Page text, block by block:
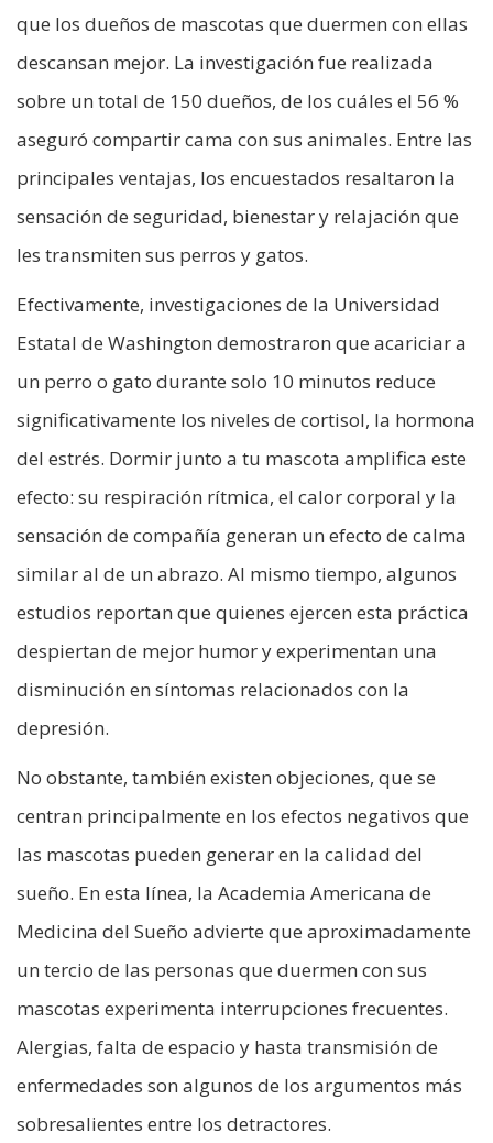
que los dueños de mascotas que duermen con ellas
descansan mejor. La investigación fue realizada
sobre un total de 150 dueños, de los cuáles el 56 %
aseguró compartir cama con sus animales. Entre las
principales ventajas, los encuestados resaltaron la
sensación de seguridad, bienestar y relajación que
les transmiten sus perros y gatos.
Efectivamente, investigaciones de la Universidad
Estatal de Washington demostraron que acariciar a
un perro o gato durante solo 10 minutos reduce
significativamente los niveles de cortisol, la hormona
del estrés. Dormir junto a tu mascota amplifica este
efecto: su respiración rítmica, el calor corporal y la
sensación de compañía generan un efecto de calma
similar al de un abrazo. Al mismo tiempo, algunos
estudios reportan que quienes ejercen esta práctica
despiertan de mejor humor y experimentan una
disminución en síntomas relacionados con la
depresión.
No obstante, también existen objeciones, que se
centran principalmente en los efectos negativos que
las mascotas pueden generar en la calidad del
sueño. En esta línea, la Academia Americana de
Medicina del Sueño advierte que aproximadamente
un tercio de las personas que duermen con sus
mascotas experimenta interrupciones frecuentes.
Alergias, falta de espacio y hasta transmisión de
enfermedades son algunos de los argumentos más
sobresalientes entre los detractores.